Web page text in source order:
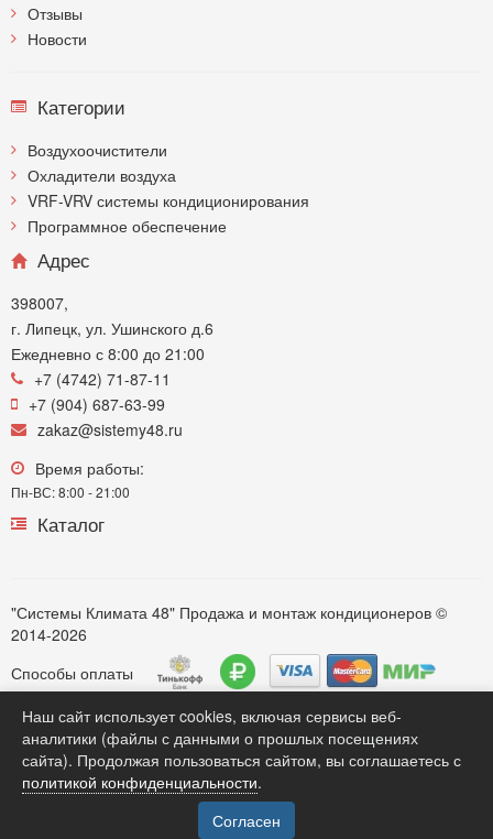
Отзывы
Новости
Категории
Воздухоочистители
Охладители воздуха
VRF-VRV системы кондиционирования
Программное обеспечение
Адрес
398007,
г. Липецк, ул. Ушинского д.6
Ежедневно с 8:00 до 21:00
+7 (4742) 71-87-11
+7 (904) 687-63-99
zakaz@sistemy48.ru
Время работы:
Пн-ВС: 8:00 - 21:00
Каталог
"Системы Климата 48" Продажа и монтаж кондиционеров ©
2014-2026
Способы оплаты
Обратите внимание. Вся информация представленная на сайте https://sistemy48.ru, касающаяся технических
характеристик моделей, комплектации, монтажных услуг, наличия, стоимости оборудования, носит только
информационный характер для потенциальных клиентов и ни при каких любых условиях не является публичной
офертой, определяемой положением Статьи 437(2) Гражданского кодекса РФ . Карточки товаров и статьи
размещенные на сайте являются собственностью компании. *** Продажа кондиционеров различных моделей***
Наш сайт использует cookies, включая сервисы веб-
аналитики (файлы с данными о прошлых посещениях
сайта). Продолжая пользоваться сайтом, вы соглашаетесь с
политикой конфиденциальности.
Согласен